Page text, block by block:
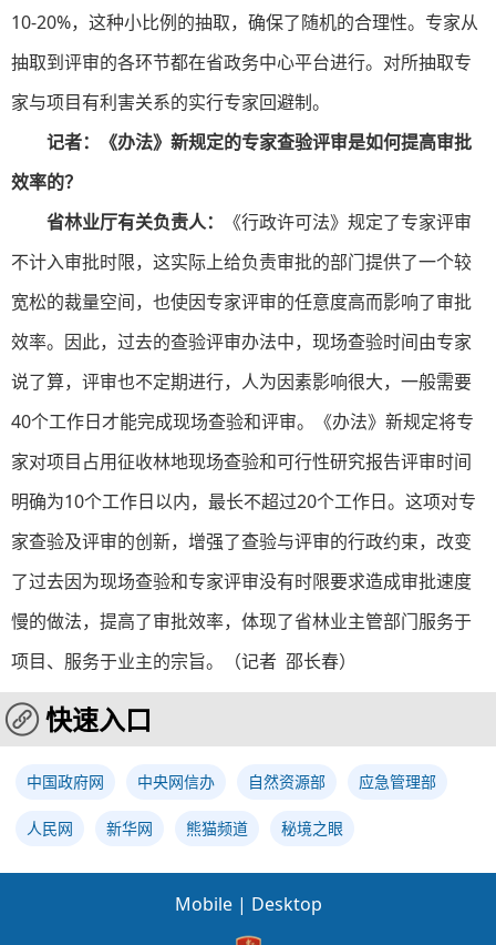
10-20%，这种小比例的抽取，确保了随机的合理性。专家从
抽取到评审的各环节都在省政务中心平台进行。对所抽取专
家与项目有利害关系的实行专家回避制。
记者：《办法》新规定的专家查验评审是如何提高审批
效率的？
省林业厅有关负责人：
《行政许可法》规定了专家评审
不计入审批时限，这实际上给负责审批的部门提供了一个较
宽松的裁量空间，也使因专家评审的任意度高而影响了审批
效率。因此，过去的查验评审办法中，现场查验时间由专家
说了算，评审也不定期进行，人为因素影响很大，一般需要
40个工作日才能完成现场查验和评审。《办法》新规定将专
家对项目占用征收林地现场查验和可行性研究报告评审时间
明确为10个工作日以内，最长不超过20个工作日。这项对专
家查验及评审的创新，增强了查验与评审的行政约束，改变
了过去因为现场查验和专家评审没有时限要求造成审批速度
慢的做法，提高了审批效率，体现了省林业主管部门服务于
项目、服务于业主的宗旨。（记者 邵长春）
快速入口
中国政府网 中央网信办 自然资源部 应急管理部
人民网 新华网 熊猫频道 秘境之眼
Mobile | Desktop